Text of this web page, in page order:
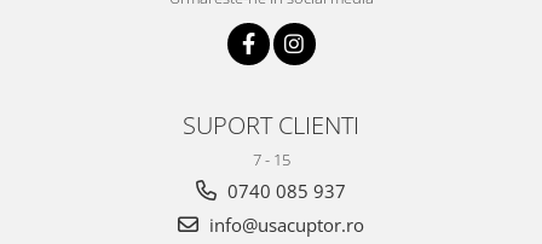
SUPORT CLIENTI
7 - 15
0740 085 937
info@usacuptor.ro